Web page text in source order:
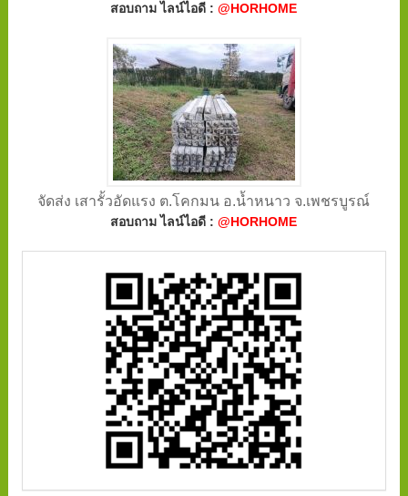
สอบถาม ไลน์ไอดี :@HORHOME
จัดส่ง เสารั้วอัดแรง ต.โคกมน อ.น้ำหนาว จ.เพชรบูรณ์
สอบถาม ไลน์ไอดี :@HORHOME